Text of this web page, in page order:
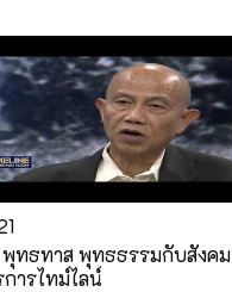
ทธทาส พุทธธรรมกับสังคม
ารไทม์ไลน์